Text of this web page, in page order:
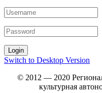
Switch to Desktop Version
© 2012 — 2020
культурная